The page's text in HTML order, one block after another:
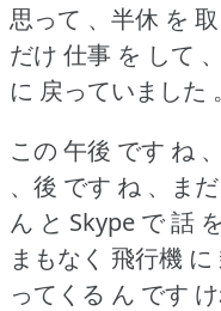
思って 、半休 を 取
だけ 仕事 を して
に 戻っていました 。
この 午後 です ね
、後 です ね 、ま
ん と Skype で 話
まもなく 飛行機
ってくる ん です